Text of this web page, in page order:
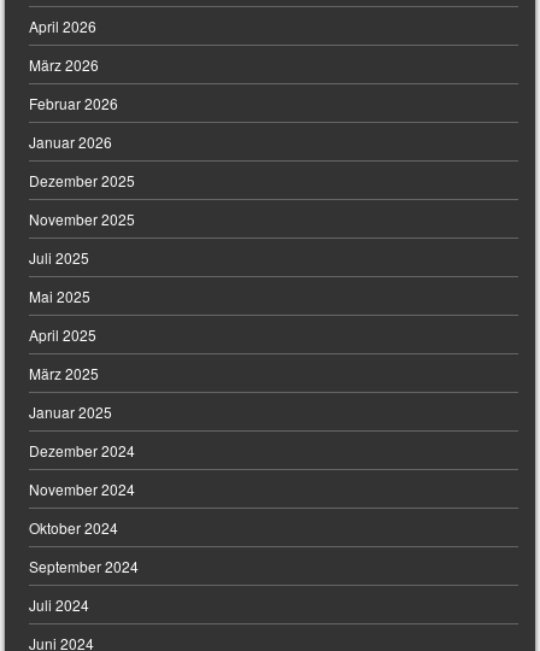
April 2026
März 2026
Februar 2026
Januar 2026
Dezember 2025
November 2025
Juli 2025
Mai 2025
April 2025
März 2025
Januar 2025
Dezember 2024
November 2024
Oktober 2024
September 2024
Juli 2024
Juni 2024